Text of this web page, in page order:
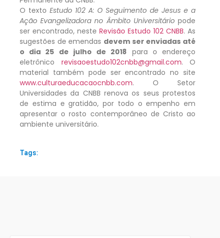
O texto Estudo 102 A: O Seguimento de Jesus e a
Ação Evangelizadora no Âmbito Universitário pode
ser encontrado, neste Revisão Estudo 102 CNBB. As
sugestões de emendas devem ser enviadas até
o dia 25 de julho de 2018 para o endereço
eletrônico revisaoestudo102cnbb@gmail.com. O
material também pode ser encontrado no site
www.culturaeducacaocnbb.com. O Setor
Universidades da CNBB renova os seus protestos
de estima e gratidão, por todo o empenho em
apresentar o rosto contemporâneo de Cristo ao
ambiente universitário.
Tags: